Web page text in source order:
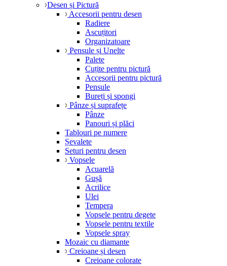
Desen și Pictură
Accesorii pentru desen
Radiere
Ascuțitori
Organizatoare
Pensule și Unelte
Palete
Cuțite pentru pictură
Accesorii pentru pictură
Pensule
Bureți și spongi
Pânze și suprafețe
Pânze
Panouri și plăci
Tablouri pe numere
Șevalete
Seturi pentru desen
Vopsele
Acuarelă
Gușă
Acrilice
Ulei
Tempera
Vopsele pentru degete
Vopsele pentru textile
Vopsele spray
Mozaic cu diamante
Creioane și desen
Creioane colorate